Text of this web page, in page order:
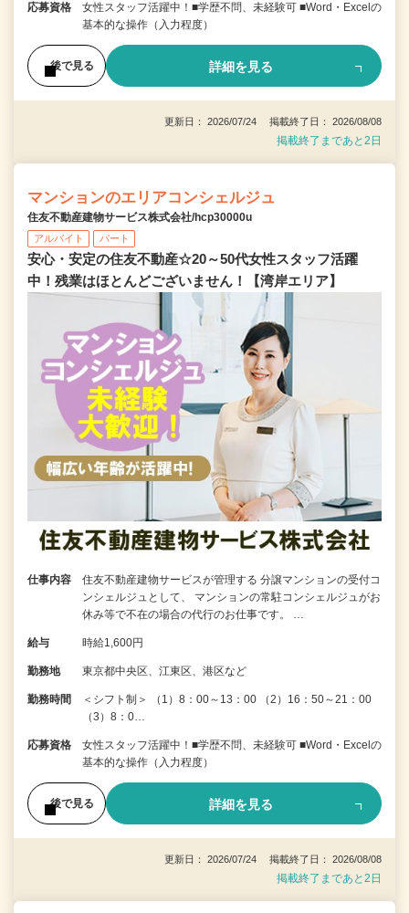
応募資格
女性スタッフ活躍中！■学歴不問、未経験可 ■Word・Excelの
基本的な操作（入力程度）
後で見る 詳細を見る
更新日： 2026/07/24 掲載終了日： 2026/08/08
掲載終了まであと2日
マンションのエリアコンシェルジュ
住友不動産建物サービス株式会社/hcp30000u
アルバイト パート
安心・安定の住友不動産☆20～50代女性スタッフ活躍
中！残業はほとんどございません！【湾岸エリア】
仕事内容
住友不動産建物サービスが管理する 分譲マンションの受付コ
ンシェルジュとして、 マンションの常駐コンシェルジュがお
休み等で不在の場合の代行のお仕事です。 …
給与 時給1,600円
勤務地 東京都中央区、江東区、港区など
勤務時間
＜シフト制＞ （1）8：00～13：00 （2）16：50～21：00
（3）8：0…
応募資格
女性スタッフ活躍中！■学歴不問、未経験可 ■Word・Excelの
基本的な操作（入力程度）
後で見る 詳細を見る
更新日： 2026/07/24 掲載終了日： 2026/08/08
掲載終了まであと2日